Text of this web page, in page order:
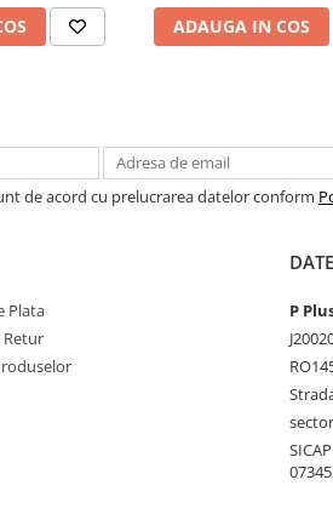
ADAUGA IN COS
de acord cu prelucrarea datelor conform
Plata
Retur
P